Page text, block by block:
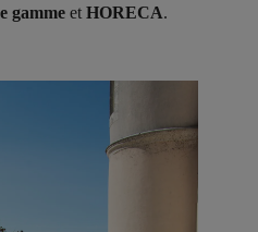
gamme et HORECA.